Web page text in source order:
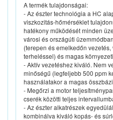
A termék tulajdonságai:
- Az észter technológia a HC
viszkozitás-hőmérséklet
hatékony működését minden
városi és országúti
(terepen és emelkedőn
terheléssel) és magas
- Aktív vezetéshez kiváló. Nem
minőségű (legfeljebb 500 ppm
használatakor a magas
- Megőrzi a motor
cserék közötti teljes
- Az észter alkatrészek
kombinálva kiváló kopás- és